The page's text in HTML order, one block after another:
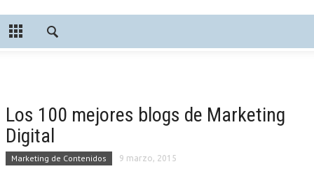
Los 100 mejores blogs de Marketing
Digital
Marketing de Contenidos 9 marzo, 2015